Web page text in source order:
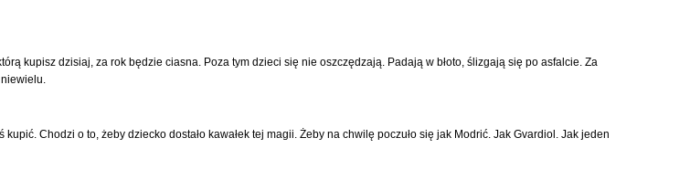
kupisz dzisiaj, za rok będzie ciasna. Poza tym dzieci się nie oszczędzają. Padają w błoto, ślizgają się po asfalcie. Za
kupić. Chodzi o to, żeby dziecko dostało kawałek tej magii. Żeby na chwilę poczuło się jak Modrić. Jak Gvardiol. Jak jeden